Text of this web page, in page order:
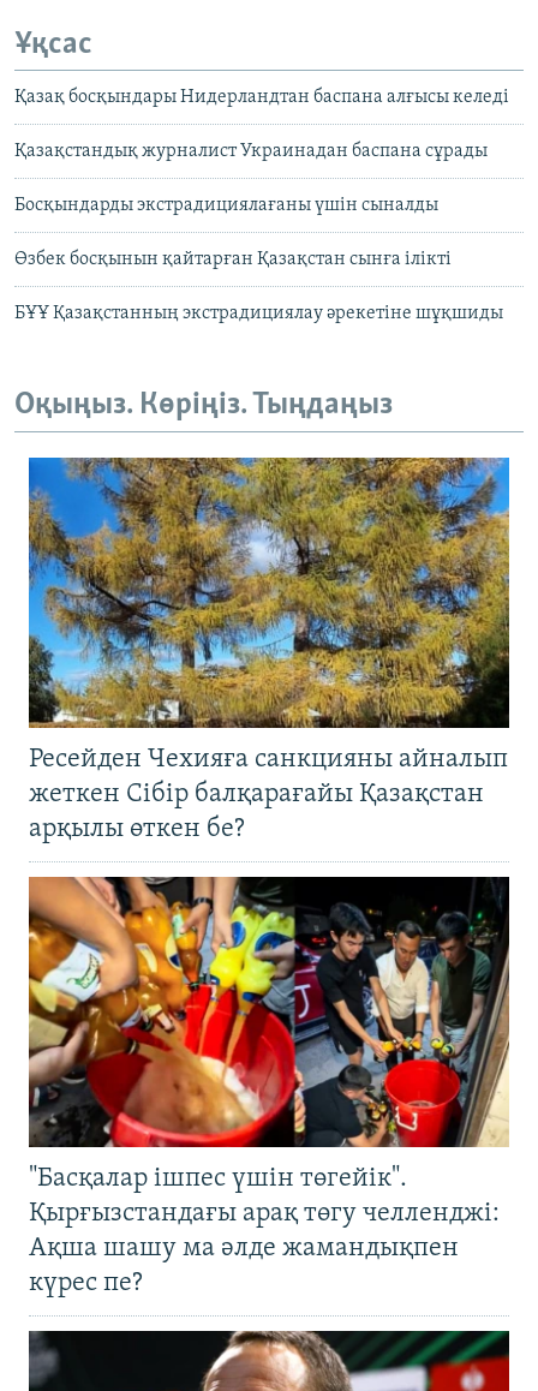
Ұқсас
Қазақ босқындары Нидерландтан баспана алғысы келеді
Қазақстандық журналист Украинадан баспана сұрады
Босқындарды экстрадициялағаны үшін сыналды
Өзбек босқынын қайтарған Қазақстан сынға ілікті
БҰҰ Қазақстанның экстрадициялау әрекетіне шұқшиды
Оқыңыз. Көріңіз. Тыңдаңыз
Ресейден Чехияға санкцияны айналып
жеткен Сібір балқарағайы Қазақстан
арқылы өткен бе?
"Басқалар ішпес үшін төгейік".
Қырғызстандағы арақ төгу челленджі:
Ақша шашу ма әлде жамандықпен
күрес пе?